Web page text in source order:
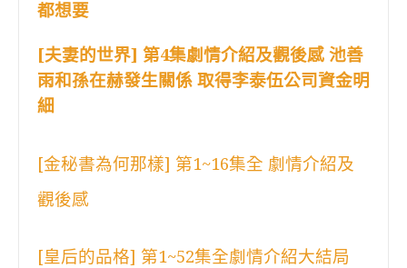
都想要
[夫妻的世界] 第4集劇情介紹及觀後感 池善
雨和孫在赫發生關係 取得李泰伍公司資金明
細
[金秘書為何那樣] 第1~16集全 劇情介紹及
觀後感
[皇后的品格] 第1~52集全劇情介紹大結局